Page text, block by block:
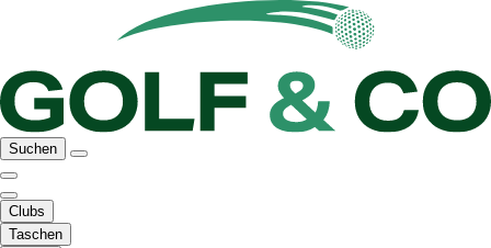
Suchen
Clubs
Taschen